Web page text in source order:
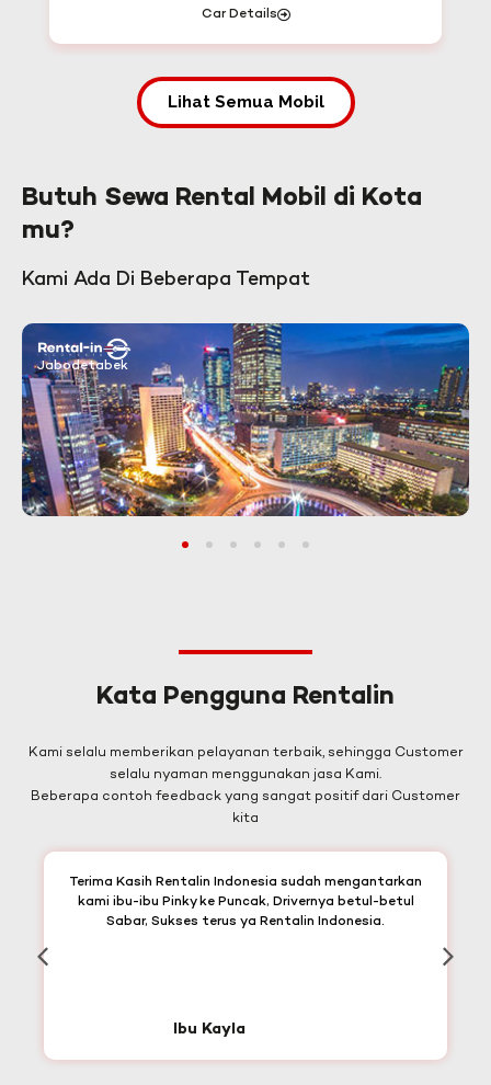
Lihat Semua Mobil
Butuh Sewa Rental Mobil di Kota
mu?
Kami Ada Di Beberapa Tempat
Jabodetabek
3 4 5 6
Kata Pengguna Rentalin
Kami selalu memberikan pelayanan terbaik, sehingga Customer
selalu nyaman menggunakan jasa Kami.
Beberapa contoh feedback yang sangat positif dari Customer
kita
Terima Kasih Rentalin Indonesia sudah mengantarkan
kami ibu-ibu Pinky ke Puncak, Drivernya betul-betul
Sabar, Sukses terus ya Rentalin Indonesia.
Ibu Kayla